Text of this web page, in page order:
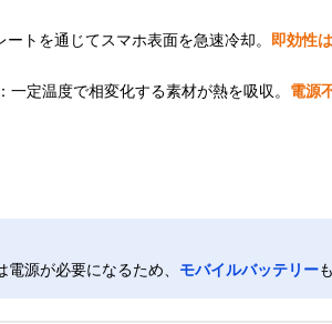
ートを通じてスマホ表面を急速冷却。 即効性
一定温度で相変化する素材が熱を吸収。 電源
源が必要になるため、 モバイルバッテリー